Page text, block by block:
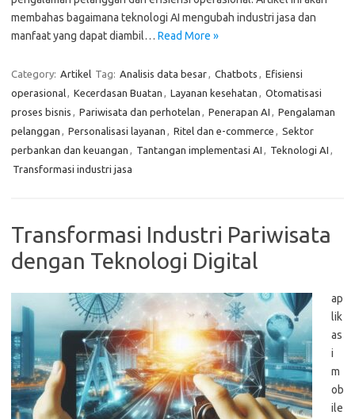
membahas bagaimana teknologi AI mengubah industri jasa dan
manfaat yang dapat diambil… Read More »
Category: Artikel Tag: Analisis data besar, Chatbots , Efisiensi
operasional, Kecerdasan Buatan , Layanan kesehatan , Otomatisasi
proses bisnis , Pariwisata dan perhotelan , Penerapan AI , Pengalaman
pelanggan , Personalisasi layanan , Ritel dan e-commerce , Sektor
perbankan dan keuangan , Tantangan implementasi AI , Teknologi AI ,
Transformasi industri jasa
Transformasi Industri Pariwisata
dengan Teknologi Digital
ap
lik
as
i
m
ob
ile